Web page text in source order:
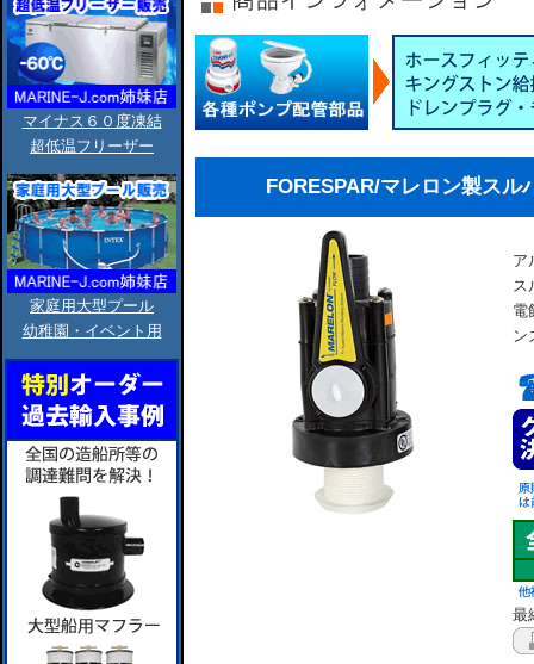
マイナス６０度凍結
超低温フリーザー
家庭用大型プール
幼稚園・イベント用
FORESPAR/マレロン製ス
ア
ス
電
ン
最